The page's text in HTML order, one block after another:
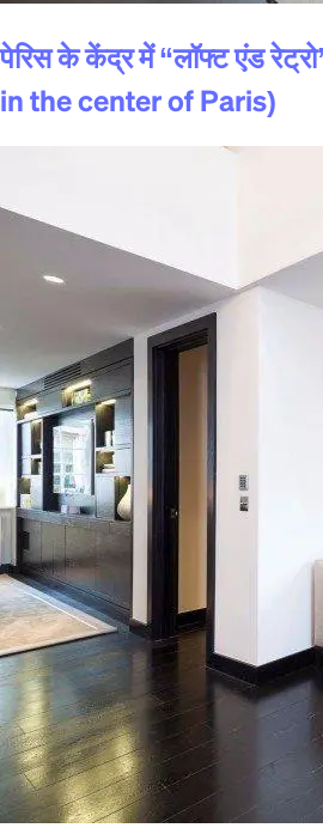
पेरिस के केंद्र में “लॉफ्ट एंड
in the center of Paris)